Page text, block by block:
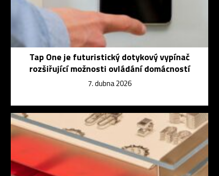
Tap One je futuristický dotykový vypínač
rozšiřující možnosti ovládání domácností
7. dubna 2026